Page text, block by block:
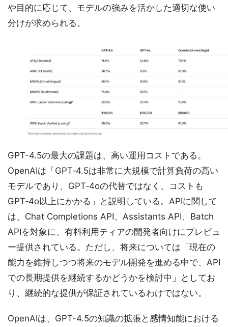
や目的に応じて、モデルの強みを活かした適切な使い
分けが求められる。
GPT-4.5の最大の課題は、高い運用コストである。
OpenAIは「GPT‑4.5は非常に大規模で計算負荷の高い
モデルであり、GPT‑4oの代替ではなく、コストも
GPT‑4o以上にかかる」と説明している。APIに関して
は、Chat Completions API、Assistants API、Batch
APIを対象に、有料利用ティアの開発者向けにプレビュ
ー提供されている。ただし、将来については「現在の
能力を維持しつつ将来のモデル開発を進める中で、API
での長期提供を継続するかどうかを検討中」としてお
り、継続的な提供が保証されているわけではない。
OpenAIは、GPT-4.5の知識の拡張と感情知能における